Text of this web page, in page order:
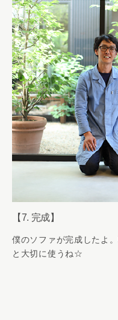
【7. 完成】
僕のソファが完成したよ
と大切に使うね☆